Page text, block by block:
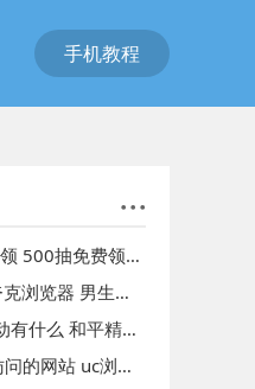
手机教程
三国吧兄弟500抽在哪领 500抽免费领取方法分享
为什么男生都喜欢用夸克浏览器 男生都喜欢用夸克浏览器原因揭晓
和平精英2023五一活动有什么 和平精英2023五一活动详细介绍以及领取
uc浏览器怎么看禁止访问的网站 uc浏览器看禁止访问的网站